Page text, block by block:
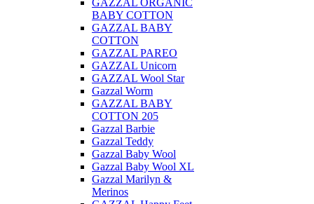
GAZZAL ORGANIC
BABY COTTON
GAZZAL BABY
COTTON
GAZZAL PAREO
GAZZAL Unicorn
GAZZAL Wool Star
Gazzal Worm
GAZZAL BABY
COTTON 205
Gazzal Barbie
Gazzal Teddy
Gazzal Baby Wool
Gazzal Baby Wool XL
Gazzal Marilyn &
Merinos